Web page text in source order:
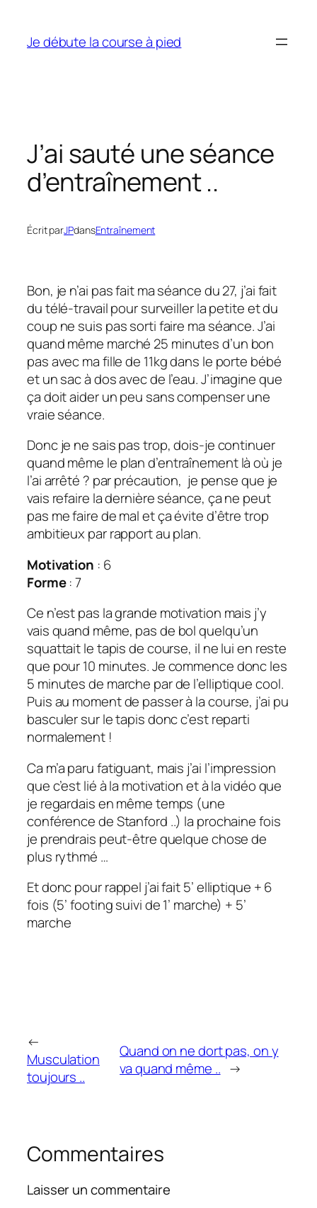
contenu
Je débute la course à pied
J’ai sauté une séance
d’entraînement ..
Écrit parJPdansEntraînement
Bon, je n’ai pas fait ma séance du 27, j’ai fait
du télé-travail pour surveiller la petite et du
coup ne suis pas sorti faire ma séance. J’ai
quand même marché 25 minutes d’un bon
pas avec ma fille de 11kg dans le porte bébé
et un sac à dos avec de l’eau. J’imagine que
ça doit aider un peu sans compenser une
vraie séance.
Donc je ne sais pas trop, dois-je continuer
quand même le plan d’entraînement là où je
l’ai arrêté ? par précaution, je pense que je
vais refaire la dernière séance, ça ne peut
pas me faire de mal et ça évite d’être trop
ambitieux par rapport au plan.
Motivation : 6
Forme: 7
Ce n’est pas la grande motivation mais j’y
vais quand même, pas de bol quelqu’un
squattait le tapis de course, il ne lui en reste
que pour 10 minutes. Je commence donc les
5 minutes de marche par de l’elliptique cool.
Puis au moment de passer à la course, j’ai pu
basculer sur le tapis donc c’est reparti
normalement !
Ca m’a paru fatiguant, mais j’ai l’impression
que c’est lié à la motivation et à la vidéo que
je regardais en même temps (une
conférence de Stanford ..) la prochaine fois
je prendrais peut-être quelque chose de
plus rythmé …
Et donc pour rappel j’ai fait5’ elliptique + 6
fois (5’ footing suivi de 1’ marche) + 5’
marche
←
Musculation
toujours ..
Quand on ne dort pas, on y
va quand même .. →
Commentaires
Laisser un commentaire